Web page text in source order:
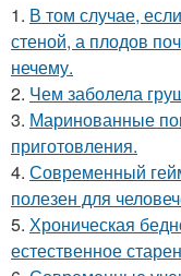
1. В том случае,
стеной, а плодов
нечему.
2. Чем заболела
3. Маринованные
приготовления.
4. Современный
полезен для
5. Хроническая
естественное